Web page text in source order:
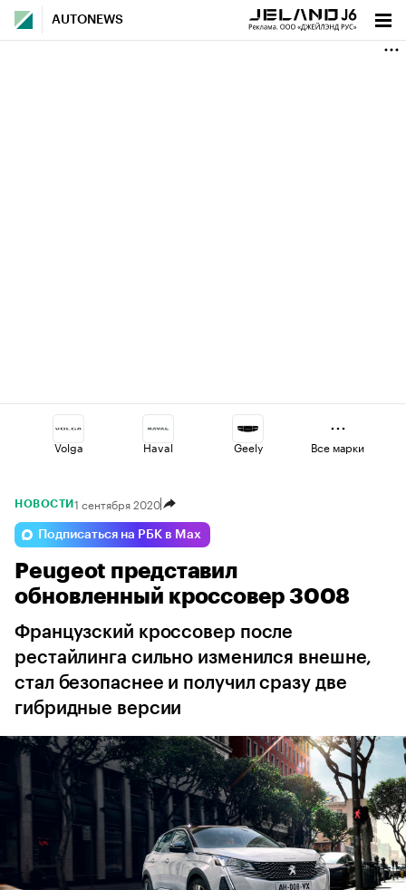
AUTONEWS
Volga Haval Geely
Voyah Jaecoo
Esteo Lada Omoda
Все марки
НОВОСТИ 1 сентября 2020
Подписаться на РБК в Max
Peugeot представил
обновленный кроссовер 3008
Французский кроссовер после
рестайлинга сильно изменился внешне,
стал безопаснее и получил сразу две
гибридные версии